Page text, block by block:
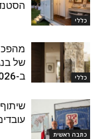
כללי
כללי
של
ב-2026
כתבה ראשית